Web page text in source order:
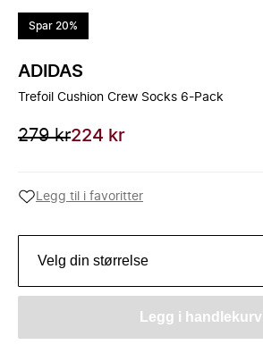
Spar 20%
ADIDAS
Trefoil Cushion Crew Socks 6-Pack
279 kr224 kr
Legg til i favoritter
Velg din størrelse
Legg i handlekurv